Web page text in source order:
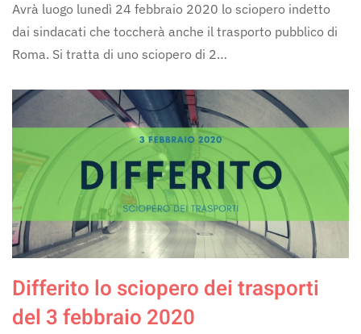
Avrà luogo lunedì 24 febbraio 2020 lo sciopero indetto
dai sindacati che toccherà anche il trasporto pubblico di
Roma. Si tratta di uno sciopero di 2…
Differito lo sciopero dei trasporti
del 3 febbraio 2020